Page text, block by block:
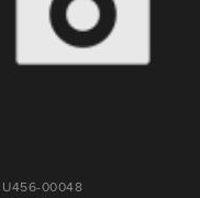
U456-00048